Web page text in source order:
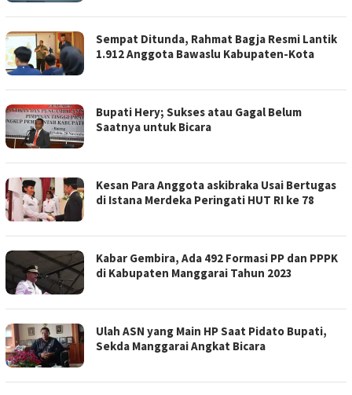
Sempat Ditunda, Rahmat Bagja Resmi Lantik
1.912 Anggota Bawaslu Kabupaten-Kota
Bupati Hery; Sukses atau Gagal Belum
Saatnya untuk Bicara
Kesan Para Anggota askibraka Usai Bertugas
di Istana Merdeka Peringati HUT RI ke 78
Kabar Gembira, Ada 492 Formasi PP dan PPPK
di Kabupaten Manggarai Tahun 2023
Ulah ASN yang Main HP Saat Pidato Bupati,
Sekda Manggarai Angkat Bicara